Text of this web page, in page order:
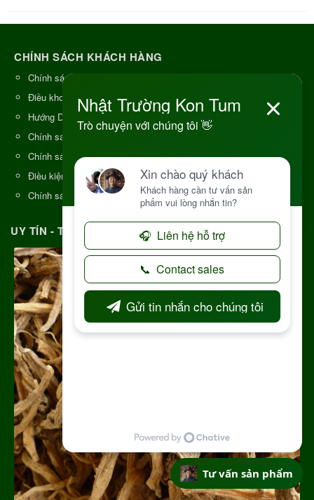
CHÍNH SÁCH KHÁCH HÀNG
Chính sách bảo mật (Quyền riêng tư)
Điều khoản và điều kiện sử dụng
Hướng Dẫn Thanh Toán
Chính sách đổi trả và hoàn tiền
Chính sách vận chuyển & giao hàng
Điều kiện cung cấp hàng hóa
Chính sách kiểm hàng
UY TÍN - TRÁCH NHIỆM MỖI ĐƠN HÀNG
Tư vấn sản phẩm